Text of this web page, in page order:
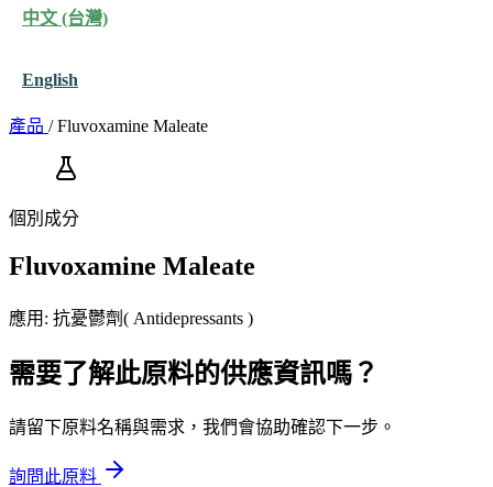
中文 (台灣)
English
產品 / Fluvoxamine Maleate
個別成分
Fluvoxamine Maleate
應用: 抗憂鬱劑( Antidepressants )
需要了解此原料的供應資訊嗎？
請留下原料名稱與需求，我們會協助確認下一步。
詢問此原料